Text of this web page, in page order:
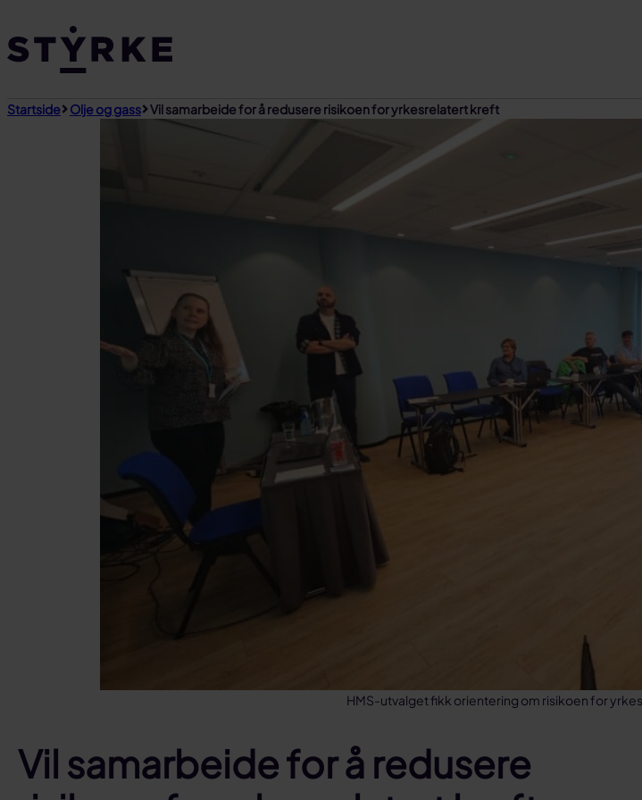
til
innhold
Startside Olje og gass Vil samarbeide for å redusere risikoen for yrkesrelatert kreft
HMS-utvalget fikk orientering om risikoen for
Vil samarbeide for å redusere